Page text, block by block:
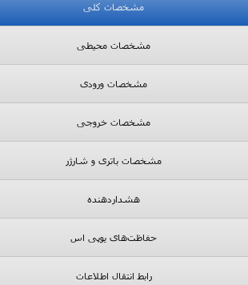
مشخصات کلی
مشخصات محیطی
مشخصات ورودی
مشخصات خروجی
مشخصات باتری و شارژر
هشداردهنده
حفاظت‌های یوپی اس
رابط انتقال اطلاعات